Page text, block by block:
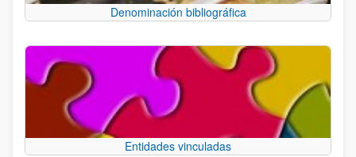
Denominación bibliográfica
Entidades vinculadas